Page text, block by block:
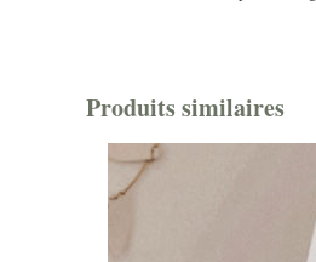
Produits similaires